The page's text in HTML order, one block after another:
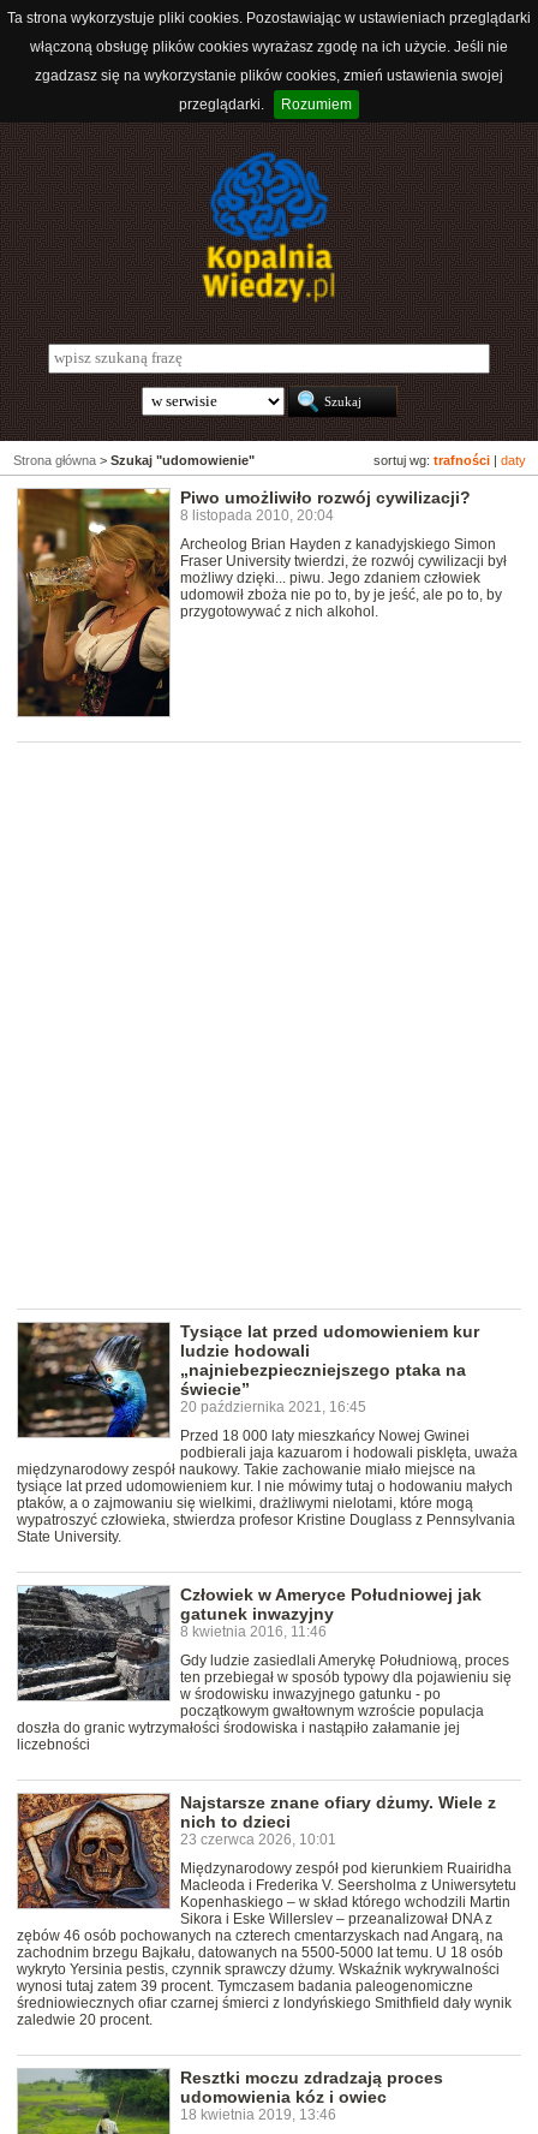
Ta strona wykorzystuje pliki cookies. Pozostawiając w ustawieniach przeglądarki
włączoną obsługę plików cookies wyrażasz zgodę na ich użycie. Jeśli nie
zgadzasz się na wykorzystanie plików cookies, zmień ustawienia swojej
przeglądarki.
Rozumiem
sortuj wg: trafności daty
Strona główna > Szukaj "udomowienie"
Piwo umożliwiło rozwój cywilizacji?
8 listopada 2010, 20:04
Archeolog Brian Hayden z kanadyjskiego Simon
Fraser University twierdzi, że rozwój cywilizacji był
możliwy dzięki... piwu. Jego zdaniem człowiek
udomowił zboża nie po to, by je jeść, ale po to, by
przygotowywać z nich alkohol.
Tysiące lat przed udomowieniem kur
ludzie hodowali
„najniebezpieczniejszego ptaka na
świecie”
20 października 2021, 16:45
Przed 18 000 laty mieszkańcy Nowej Gwinei
podbierali jaja kazuarom i hodowali pisklęta, uważa
międzynarodowy zespół naukowy. Takie zachowanie miało miejsce na
tysiące lat przed udomowieniem kur. I nie mówimy tutaj o hodowaniu małych
ptaków, a o zajmowaniu się wielkimi, drażliwymi nielotami, które mogą
wypatroszyć człowieka, stwierdza profesor Kristine Douglass z Pennsylvania
State University.
Człowiek w Ameryce Południowej jak
gatunek inwazyjny
8 kwietnia 2016, 11:46
Gdy ludzie zasiedlali Amerykę Południową, proces
ten przebiegał w sposób typowy dla pojawieniu się
w środowisku inwazyjnego gatunku - po
początkowym gwałtownym wzroście populacja
doszła do granic wytrzymałości środowiska i nastąpiło załamanie jej
liczebności
Najstarsze znane ofiary dżumy. Wiele z
nich to dzieci
23 czerwca 2026, 10:01
Międzynarodowy zespół pod kierunkiem Ruairidha
Macleoda i Frederika V. Seersholma z Uniwersytetu
Kopenhaskiego – w skład którego wchodzili Martin
Sikora i Eske Willerslev – przeanalizował DNA z
zębów 46 osób pochowanych na czterech cmentarzyskach nad Angarą, na
zachodnim brzegu Bajkału, datowanych na 5500-5000 lat temu. U 18 osób
wykryto Yersinia pestis, czynnik sprawczy dżumy. Wskaźnik wykrywalności
wynosi tutaj zatem 39 procent. Tymczasem badania paleogenomiczne
średniowiecznych ofiar czarnej śmierci z londyńskiego Smithfield dały wynik
zaledwie 20 procent.
Resztki moczu zdradzają proces
udomowienia kóz i owiec
18 kwietnia 2019, 13:46